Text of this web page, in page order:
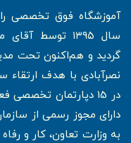
آموزشگاه فوق تخصصی
سال ۱۳۹۵
گردید و هم‌اکنون تحت
نصرآبادی با هدف ارتقاء
در 15 دپارتمان
دارای مجوز رسمی از
به وزارت تعاون، کار و